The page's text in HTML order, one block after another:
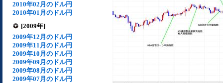
2010年02月のドル円
2010年01月のドル円
[2009年]
2009年12月のドル円
2009年11月のドル円
2009年10月のドル円
2009年09月のドル円
2009年08月のドル円
2009年07月のドル円